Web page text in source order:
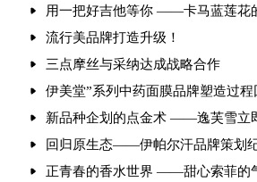
用一把好吉他等你 ——卡马
流行美品牌打造升级！
三点摩丝与采纳达成战略合作
伊美堂”系列中药面膜品牌塑造过程
新品种企划的点金术 ——逸芙雪立
回归原生态——伊帕尔汗品牌策划
正青春的香水世界 ——甜心索菲的